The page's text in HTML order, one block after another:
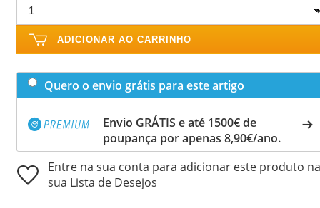
ADICIONAR AO CARRINHO
Quero o envio grátis para este artigo
Envio GRÁTIS e até 1500€ de
poupança por apenas 8,90€/ano.
Entre na sua conta para adicionar este produto na
sua Lista de Desejos